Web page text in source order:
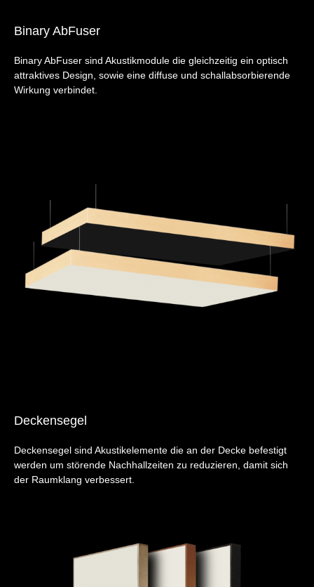
Binary AbFuser
Binary AbFuser sind Akustikmodule die gleichzeitig ein optisch
attraktives Design, sowie eine diffuse und schallabsorbierende
Wirkung verbindet.
Deckensegel
Deckensegel sind Akustikelemente die an der Decke befestigt
werden um störende Nachhallzeiten zu reduzieren, damit sich
der Raumklang verbessert.